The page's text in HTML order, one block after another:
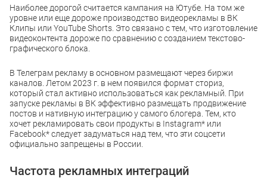
Наиболее дорогой считается кампания на Ютубе. На том же
уровне или еще дороже производство видеорекламы в ВК
Клипы или YouTube Shorts. Это связано с тем, что изготовление
видеоконтента дороже по сравнению с созданием текстово-
графического блока.
В Телеграм рекламу в основном размещают через биржи
каналов. Летом 2023 г. в нем появился формат сториз,
который стал активно использоваться как рекламный. При
запуске рекламы в ВК эффективно размещать продвижение
постов и нативную интеграцию у самого блогера. Тем, кто
хочет рекламировать свои продукты в Instagram* или
Facebook* следует задуматься над тем, что эти соцсети
официально запрещены в России.
Частота рекламных интеграций